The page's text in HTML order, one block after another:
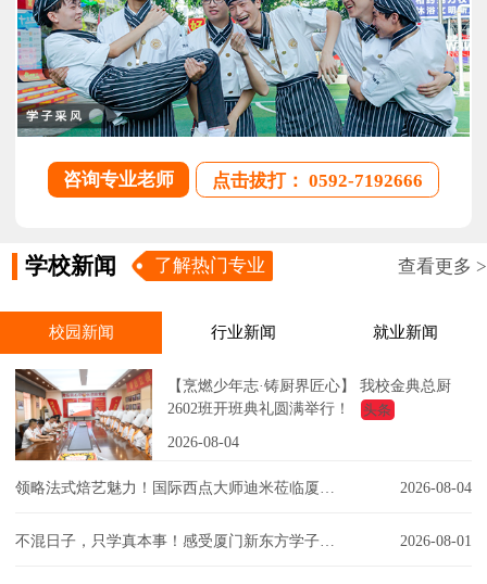
咨询专业老师 点击拔打： 0592-7192666
学校新闻 了解热门专业 查看更多 >
校园新闻 行业新闻 就业新闻
【烹燃少年志·铸厨界匠心】 我校金典总厨
2602班开班典礼圆满举行！
头条
2026-08-04
2026-08-04
2026-08-01